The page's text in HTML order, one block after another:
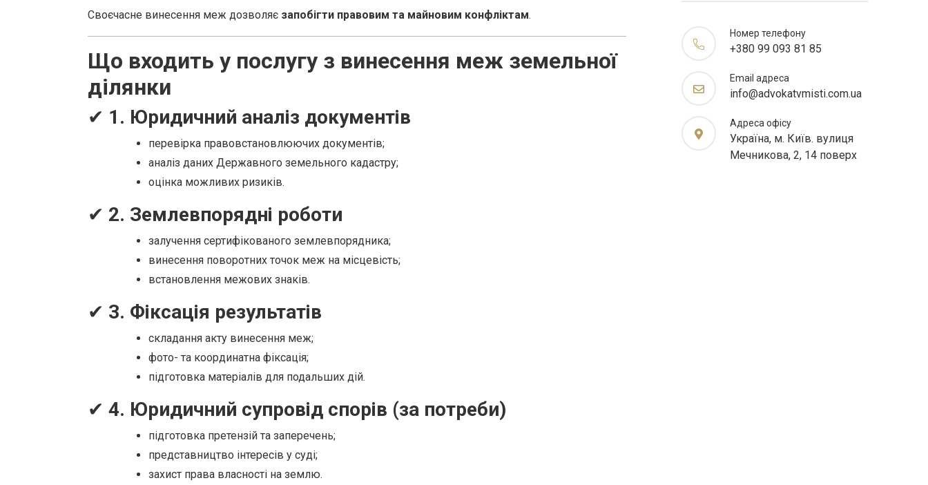
Своєчасне винесення меж дозволяє запобігти правовим та майновим конфліктам.
Що входить у послугу з винесення меж земельної
ділянки
✔ 1. Юридичний аналіз документів
перевірка правовстановлюючих документів;
аналіз даних Державного земельного кадастру;
оцінка можливих ризиків.
✔ 2. Землевпорядні роботи
залучення сертифікованого землевпорядника;
винесення поворотних точок меж на місцевість;
встановлення межових знаків.
✔ 3. Фіксація результатів
складання акту винесення меж;
фото- та координатна фіксація;
підготовка матеріалів для подальших дій.
✔ 4. Юридичний супровід спорів (за потреби)
підготовка претензій та заперечень;
представництво інтересів у суді;
захист права власності на землю.
Номер телефону
+380 99 093 81 85
Email адреса
info@advokatvmisti.com.ua
Адреса офісу
Україна, м. Київ. вулиця
Мечникова, 2, 14 поверх